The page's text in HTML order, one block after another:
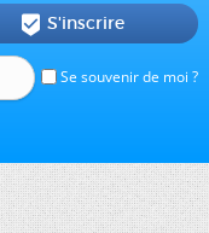
Se souvenir de moi ?
 S'inscrire